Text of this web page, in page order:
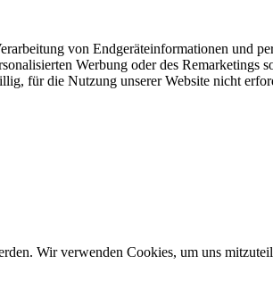
von Endgeräteinformationen und
Werbung oder des
für die Nutzung unserer Website nicht
Wir verwenden Cookies, um uns